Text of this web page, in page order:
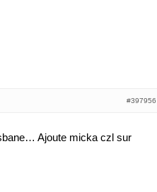
#397956
Ajoute micka czl sur